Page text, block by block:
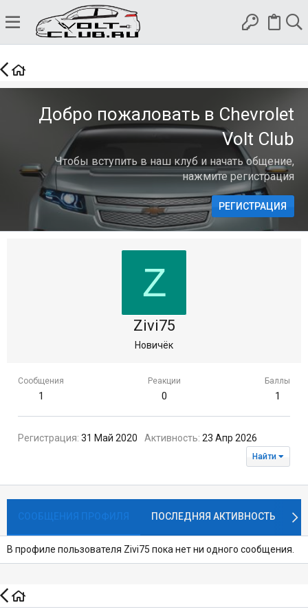
Добро пожаловать в Chevrolet
Volt Club
Чтобы вступить в наш клуб и начать общение,
нажмите регистрация
РЕГИСТРАЦИЯ
Z
Zivi75
Новичёк
Сообщения
1
Реакции
0
Баллы
1
Регистрация 31 Май 2020 Активность 23 Апр 2026
Найти
СООБЩЕНИЯ ПРОФИЛЯ ПОСЛЕДНЯЯ АКТИВНОСТЬ
В профиле пользователя Zivi75 пока нет ни одного сообщения.